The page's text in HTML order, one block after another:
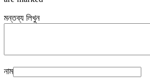
মন্তব্য লিখুন
নাম